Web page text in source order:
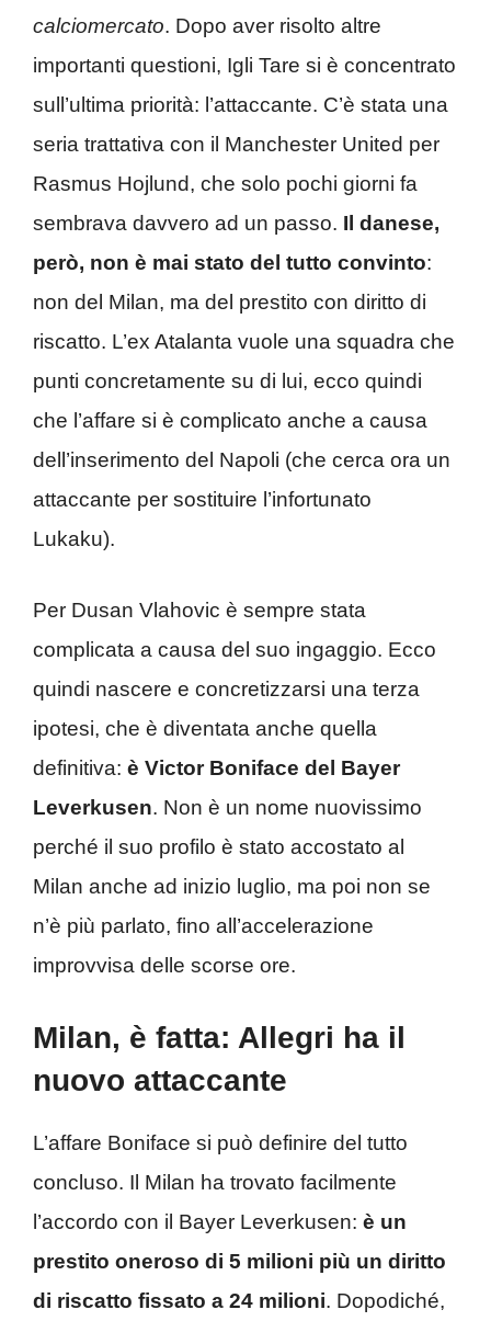
calciomercato. Dopo aver risolto altre
importanti questioni, Igli Tare si è concentrato
sull’ultima priorità: l’attaccante. C’è stata una
seria trattativa con il Manchester United per
Rasmus Hojlund, che solo pochi giorni fa
sembrava davvero ad un passo. Il danese,
però, non è mai stato del tutto convinto:
non del Milan, ma del prestito con diritto di
riscatto. L’ex Atalanta vuole una squadra che
punti concretamente su di lui, ecco quindi
che l’affare si è complicato anche a causa
dell’inserimento del Napoli (che cerca ora un
attaccante per sostituire l’infortunato
Lukaku).
Per Dusan Vlahovic è sempre stata
complicata a causa del suo ingaggio. Ecco
quindi nascere e concretizzarsi una terza
ipotesi, che è diventata anche quella
definitiva: è Victor Boniface del Bayer
Leverkusen. Non è un nome nuovissimo
perché il suo profilo è stato accostato al
Milan anche ad inizio luglio, ma poi non se
n’è più parlato, fino all’accelerazione
improvvisa delle scorse ore.
Milan, è fatta: Allegri ha il
nuovo attaccante
L’affare Boniface si può definire del tutto
concluso. Il Milan ha trovato facilmente
l’accordo con il Bayer Leverkusen: è un
prestito oneroso di 5 milioni più un diritto
di riscatto fissato a 24 milioni. Dopodiché,